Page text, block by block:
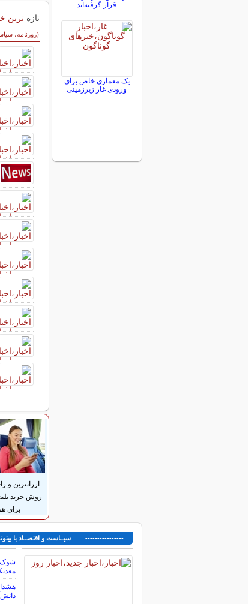
تازه ترین
(روزنامه،
سایر
ارزانترین و
روش خرید
برای
قرار گرفته‌اند
یک معماری خاص برای
ورودی غار زیرزمینی
---------------- سیــاست و اقتصــاد با